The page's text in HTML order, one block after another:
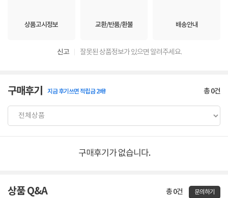
상품고시정보 교환/반품/환불 배송안내
신고 잘못된 상품정보가 있으면 알려주세요.
구매후기 지금 후기쓰면 적립금 2배! 총0건
구매후기가 없습니다.
상품 Q&A 총 0건 문의하기